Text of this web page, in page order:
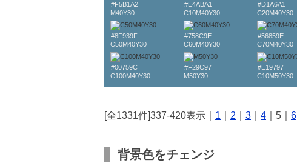
#F5B1A2
M40Y30
#E4ABA1
C10M40Y30
#D1A6A1
C20M40Y30
#8F939F
C50M40Y30
#758C9E
C60M40Y30
#56859E
C70M40Y30
#00759C
C100M40Y30
#F29C97
M50Y30
#E19797
C10M50Y30
[全1331件]337-420表示｜ 1 2 3 4 ｜5｜ 6
背景色をチェンジ